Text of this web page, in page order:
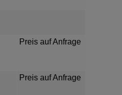
Preis auf Anfrage
Preis auf Anfrage